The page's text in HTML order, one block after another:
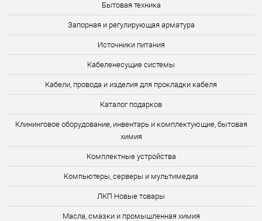
Бытовая техника
Запорная и регулирующая арматура
Источники питания
Кабеленесущие системы
Кабели, провода и изделия для прокладки кабеля
Каталог подарков
Клининговое оборудование, инвентарь и комплектующие, бытовая
химия
Комплектные устройства
Компьютеры, серверы и мультимедиа
ЛКП Новые товары
Масла, смазки и промышленная химия